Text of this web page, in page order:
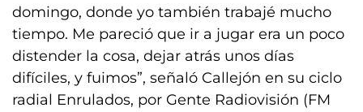
domingo, donde yo también trabajé mucho
tiempo. Me pareció que ir a jugar era un poco
distender la cosa, dejar atrás unos días
difíciles, y fuimos”, señaló Callejón en su ciclo
radial Enrulados, por Gente Radiovisión (FM